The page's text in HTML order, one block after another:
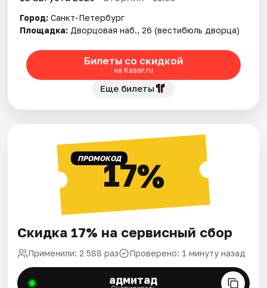
Город: Санкт-Петербург
Площадка: Дворцовая наб., 26 (вестибюль дворца)
Билеты со скидкой
на Kassir.ru
Еще билеты
ПРОМОКОД17%
Скидка 17% на сервисный сбор
Применили: 2 588 раз Проверено: 1 минуту назад
адмитад